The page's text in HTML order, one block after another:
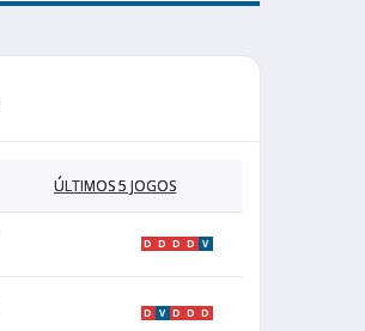
ÚLTIMOS 5 JOGOS
D D D D V
D V D D D